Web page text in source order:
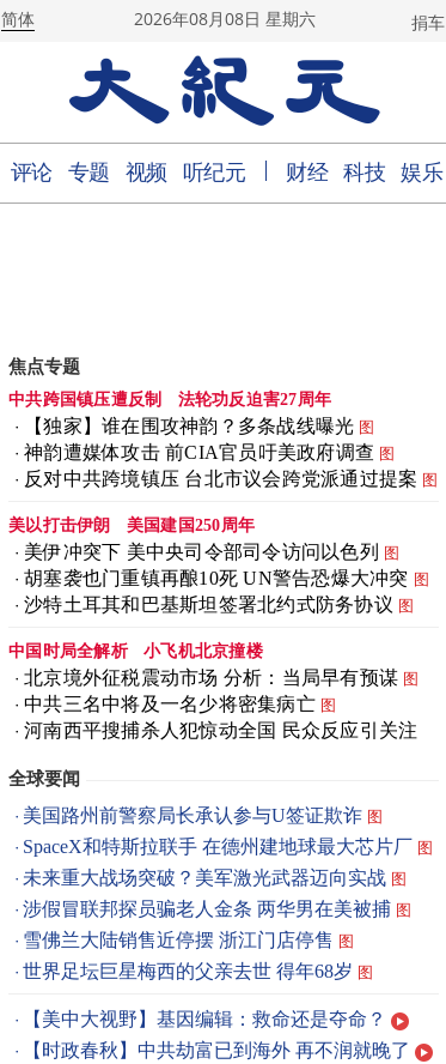
简体 2026年08月08日 星期六 捐车
评论 专题 视频 听纪元 财经 科技 娱乐
焦点专题
中共跨国镇压遭反制 法轮功反迫害27周年
【独家】谁在围攻神韵？多条战线曝光 图
神韵遭媒体攻击 前CIA官员吁美政府调查 图
反对中共跨境镇压 台北市议会跨党派通过提案 图
美以打击伊朗 美国建国250周年
美伊冲突下 美中央司令部司令访问以色列 图
胡塞袭也门重镇再酿10死 UN警告恐爆大冲突 图
沙特土耳其和巴基斯坦签署北约式防务协议 图
中国时局全解析 小飞机北京撞楼
北京境外征税震动市场 分析：当局早有预谋 图
中共三名中将及一名少将密集病亡 图
河南西平搜捕杀人犯惊动全国 民众反应引关注
全球要闻
美国路州前警察局长承认参与U签证欺诈 图
SpaceX和特斯拉联手 在德州建地球最大芯片厂 图
未来重大战场突破？美军激光武器迈向实战 图
涉假冒联邦探员骗老人金条 两华男在美被捕 图
雪佛兰大陆销售近停摆 浙江门店停售 图
世界足坛巨星梅西的父亲去世 得年68岁 图
【美中大视野】基因编辑：救命还是夺命？
【时政春秋】中共劫富已到海外 再不润就晚了